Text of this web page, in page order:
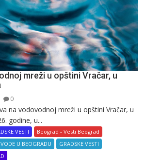
mreži u opštini Vračar, u
0
na vodovodnoj mreži u opštini Vračar, u
godine, u...
VESTI
Beograd - Vesti Beograd
U BEOGRADU
GRADSKE VESTI